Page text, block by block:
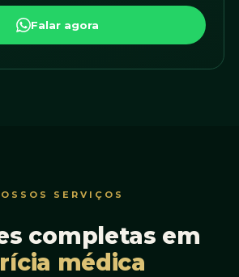
Falar agora
SERVIÇOS
completas em
médica